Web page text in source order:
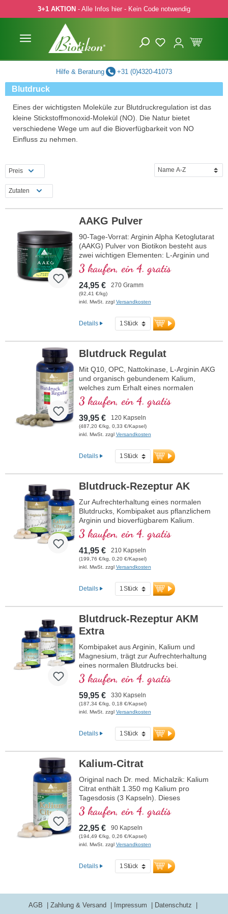
Hauptinhalt springen
Zur Suche springen
Zur Hauptnavigation springen
3+1 AKTION - Alle Infos hier - Kein Code notwendig
Hilfe & Beratung +31 (0)4320-41073
Blutdruck
Eines der wichtigsten Moleküle zur Blutdruckregulation ist das
kleine Stickstoffmonoxid-Molekül (NO). Die Natur bietet
verschiedene Wege um auf die Bioverfügbarkeit von NO
Einfluss zu nehmen.
Preis
Zutaten
AAKG Pulver
90-Tage-Vorrat: Arginin Alpha Ketoglutarat
(AAKG) Pulver von Biotikon besteht aus
zwei wichtigen Elementen: L-Arginin und
Alpha-Ketoglutarat (AKG). Verschiedene
Anbieter verkaufen dieses Produkt in
unterschiedlicher Zusammensetzung der
beiden Stoffe. Biotikon bietet das
hochkonzentrierte Arginin-AKG im
50% Arginin und volle 50% AKG. Alpha-
Ketoglutarat (AKG) ist ein wertvoller
Forschung spielt. Diese spezielle Form
von L-Arginin wird auch im Sportbereich
geschätzt. Arginin ist in Kombination mit
AKG besonders bioverfügbar. Frei von
jeglichen Zusatzstoffen und in einer
aluminiumfreien Versiegelung verpackt,
Aminosäure Arginin. Hergestellt in
Deutschland unter höchsten
Qualitätsstandards und gewonnen durch
Fermentation.
mehr Informationen zu AAKG
Hochkonzentriertes Arginin-AKG Pulver
im optimalen 1:1-Verhältnis
Alpha-Ketoglutarat (AKG) – wertvolle
Unterstützung für den
Energiestoffwechsel
Frei von jeglichen Zusatzstoffen
Ideal für sportlich aktive Menschen
Von Ärzten entwickelt und überwacht
Hergestellt in Deutschland
Aluminiumfreie Versiegelung
Carrageen
Höchster Standard in der
Lebensmittelsicherheit: HACCP & ISO
9001
Über 20-jährige Produktionserfahrung
und Anwendung von Biotikon-Produkten
Unser erfahrenes Experten-Team betreut
Sie gerne jederzeit.
Ihre Gesundheit liegt uns am Herzen
3 kaufen, ein 4. gratis
24,95 € 270 Gramm
(92,41 €/kg)
inkl. MwSt. zzgl Versandkosten
Details
Blutdruck Regulat
Mit Q10, OPC, Nattokinase, L-Arginin AKG
und organisch gebundenem Kalium,
welches zum Erhalt eines normalen
Blutdrucks beiträgt.
3 kaufen, ein 4. gratis
39,95 € 120 Kapseln
(487,20 €/kg, 0,33 €/Kapsel)
inkl. MwSt. zzgl Versandkosten
Details
Blutdruck-Rezeptur AK
Zur Aufrechterhaltung eines normalen
Blutdrucks, Kombipaket aus pflanzlichem
Arginin und bioverfügbarem Kalium.
3 kaufen, ein 4. gratis
41,95 € 210 Kapseln
(199,76 €/kg, 0,20 €/Kapsel)
inkl. MwSt. zzgl Versandkosten
Details
Blutdruck-Rezeptur AKM
Extra
Kombipaket aus Arginin, Kalium und
Magnesium, trägt zur Aufrechterhaltung
eines normalen Blutdrucks bei.
3 kaufen, ein 4. gratis
59,95 € 330 Kapseln
(187,34 €/kg, 0,18 €/Kapsel)
inkl. MwSt. zzgl Versandkosten
Details
Kalium-Citrat
Original nach Dr. med. Michalzik: Kalium
Citrat enthält 1.350 mg Kalium pro
Tagesdosis (3 Kapseln). Dieses
hochwertige Nahrungsergänzungsmittel
ist frei von Zusatzstoffen und wird in
Deutschland hergestellt. Die Versiegelung
ist aluminiumfrei.
3 kaufen, ein 4. gratis
22,95 € 90 Kapseln
(194,49 €/kg, 0,26 €/Kapsel)
inkl. MwSt. zzgl Versandkosten
Details
AGB Zahlung & Versand Impressum Datenschutz